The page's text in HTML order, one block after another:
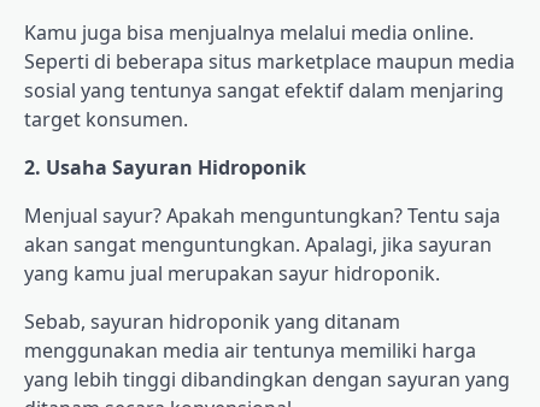
Kamu juga bisa menjualnya melalui media online.
Seperti di beberapa situs marketplace maupun media
sosial yang tentunya sangat efektif dalam menjaring
target konsumen.
2. Usaha Sayuran Hidroponik
Menjual sayur? Apakah menguntungkan? Tentu saja
akan sangat menguntungkan. Apalagi, jika sayuran
yang kamu jual merupakan sayur hidroponik.
Sebab, sayuran hidroponik yang ditanam
menggunakan media air tentunya memiliki harga
yang lebih tinggi dibandingkan dengan sayuran yang